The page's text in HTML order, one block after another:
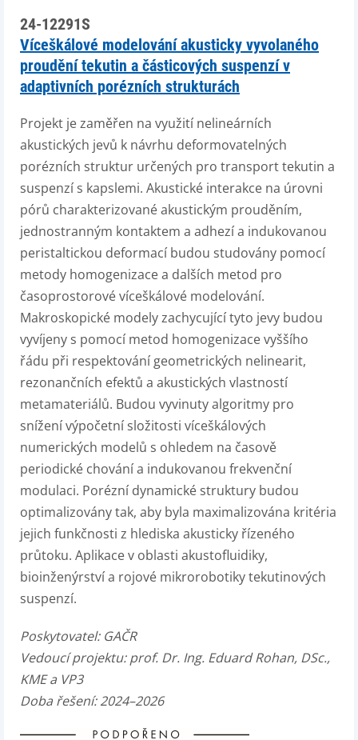
24-12291S
Víceškálové modelování akusticky vyvolaného
proudění tekutin a částicových suspenzí v
adaptivních porézních strukturách
Projekt je zaměřen na využití nelineárních
akustických jevů k návrhu deformovatelných
porézních struktur určených pro transport tekutin a
suspenzí s kapslemi. Akustické interakce na úrovni
pórů charakterizované akustickým prouděním,
jednostranným kontaktem a adhezí a indukovanou
peristaltickou deformací budou studovány pomocí
metody homogenizace a dalších metod pro
časoprostorové víceškálové modelování.
Makroskopické modely zachycující tyto jevy budou
vyvíjeny s pomocí metod homogenizace vyššího
řádu při respektování geometrických nelinearit,
rezonančních efektů a akustických vlastností
metamateriálů. Budou vyvinuty algoritmy pro
snížení výpočetní složitosti víceškálových
numerických modelů s ohledem na časově
periodické chování a indukovanou frekvenční
modulaci. Porézní dynamické struktury budou
optimalizovány tak, aby byla maximalizována kritéria
jejich funkčnosti z hlediska akusticky řízeného
průtoku. Aplikace v oblasti akustofluidiky,
bioinženýrství a rojové mikrorobotiky tekutinových
suspenzí.
Poskytovatel: GAČR
Vedoucí projektu:prof. Dr. Ing. Eduard Rohan, DSc.,
KME a VP3
Doba řešení: 2024–2026